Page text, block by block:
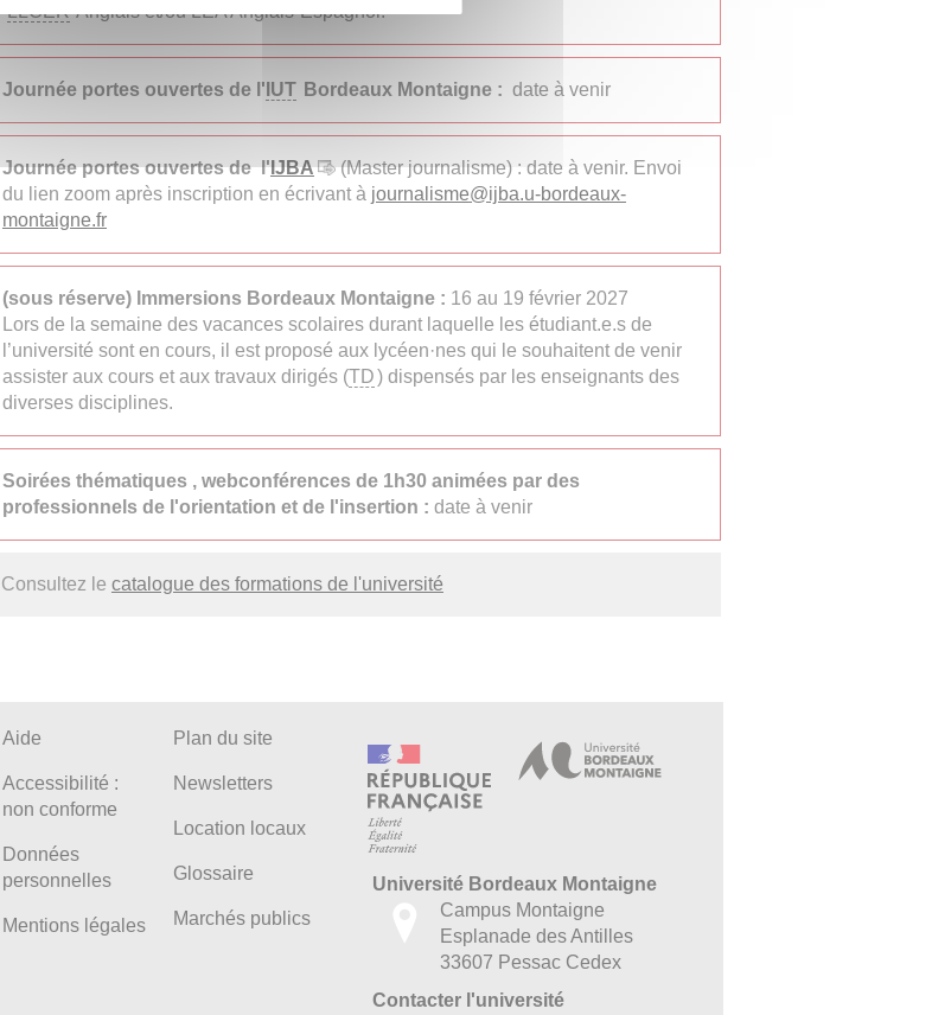
LLCERAnglais et/ou LEA Anglais-Espagnol.
Journée portes ouvertes de l' IUT Bordeaux Montaigne : date à venir
Journée portes ouvertes de l'IJBA
(Master journalisme) : date à venir. Envoi
du lien zoom après inscription en écrivant à journalisme@ijba.u-bordeaux-
montaigne.fr
(sous réserve) Immersions Bordeaux Montaigne : 16 au 19 février 2027
Lors de la semaine des vacances scolaires durant laquelle les étudiant.e.s de
l’université sont en cours, il est proposé aux lycéen·nes qui le souhaitent de venir
assister aux cours et aux travaux dirigés (TD) dispensés par les enseignants des
diverses disciplines.
Soirées thématiques , webconférences de 1h30 animées par des
professionnels de l'orientation et de l'insertion : date à venir
Consultez le catalogue des formations de l'université
Aide
Accessibilité :
non conforme
Données
personnelles
Mentions légales
Plan du site
Newsletters
Location locaux
Glossaire
Marchés publics
Université Bordeaux Montaigne
Campus Montaigne
Esplanade des Antilles
33607 Pessac Cedex
Contacter l'université